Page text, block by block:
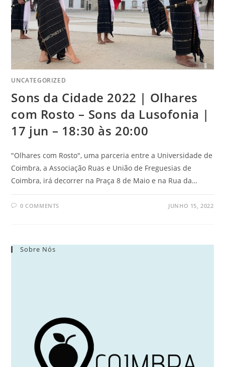
UNCATEGORIZED
Sons da Cidade 2022 | Olhares
com Rosto – Sons da Lusofonia |
17 jun – 18:30 às 20:00
"Olhares com Rosto", uma parceria entre a Universidade de
Coimbra, a Associação Ruas e União de Freguesias de
Coimbra, irá decorrer na Praça 8 de Maio e na Rua da…
0 COMMENTS JUNHO 15, 2022
Sobre Nós